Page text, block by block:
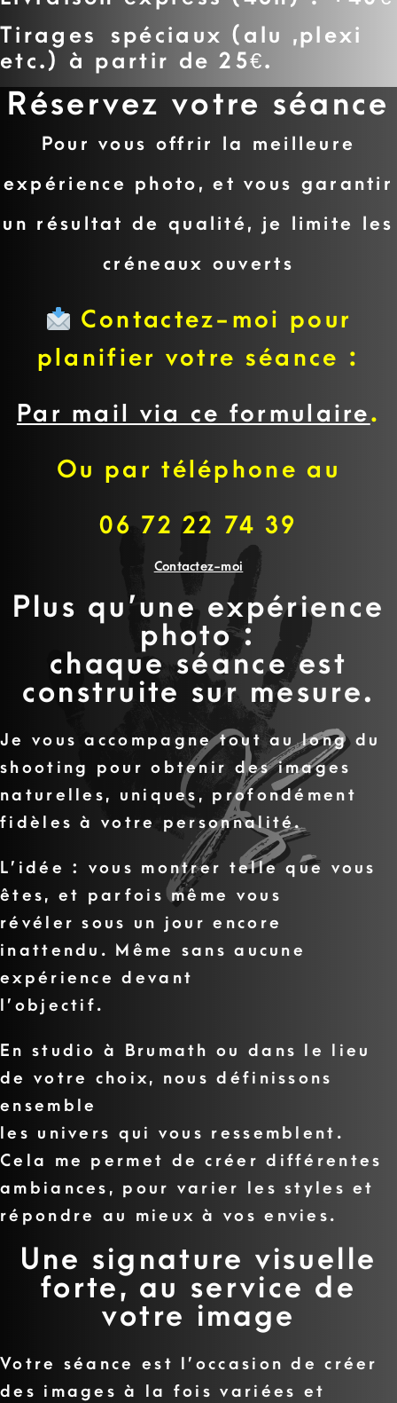
Tirages spéciaux (alu ,plexi
etc.) à partir de 25€.
Réservez votre séance
Pour vous offrir la meilleure
expérience photo, et vous garantir
un résultat de qualité, je limite les
créneaux ouverts
Contactez-moi pour
planifier votre séance :
Par mail via ce formulaire.
Ou par téléphone au
06 72 22 74 39
Contactez-moi
Plus qu’une expérience
photo :
chaque séance est
construite sur mesure.
Je vous accompagne tout au long du
shooting pour obtenir des images
naturelles, uniques, profondément
fidèles à votre personnalité.
L’idée : vous montrer telle que vous
êtes, et parfois même vous
révéler sous un jour encore
inattendu. Même sans aucune
expérience devant
l’objectif.
En studio à Brumath ou dans le lieu
de votre choix, nous définissons
ensemble
les univers qui vous ressemblent.
Cela me permet de créer différentes
ambiances, pour varier les styles et
répondre au mieux à vos envies.
Une signature visuelle
forte, au service de
votre image
Votre séance est l’occasion de créer
des images à la fois variées et